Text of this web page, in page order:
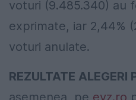
voturi (9.485.340) au
exprimate, iar 2,44%
voturi anulate.
REZULTATE ALEGERI
asemenea, pe evz.ro